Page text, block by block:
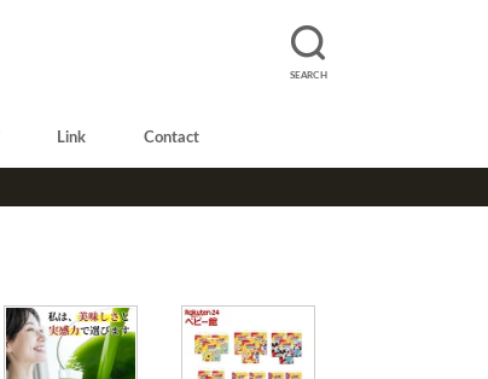
SEARCH
Link Contact